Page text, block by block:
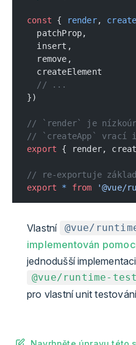
const { render,
  patchProp,
  insert,
  remove,
  createElement
  // ...
})
// `render` je
// `createApp` vrací
export { render,
// re-exportuje
export * from '@vue/
Vlastní @vue/
implementován
jednodušší
@vue/runtime-test
pro vlastní unit